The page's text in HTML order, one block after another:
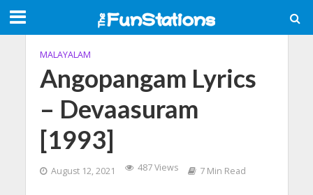
MALAYALAM
Angopangam Lyrics
– Devaasuram
[1993]
August 12, 2021 487 Views 7 Min Read